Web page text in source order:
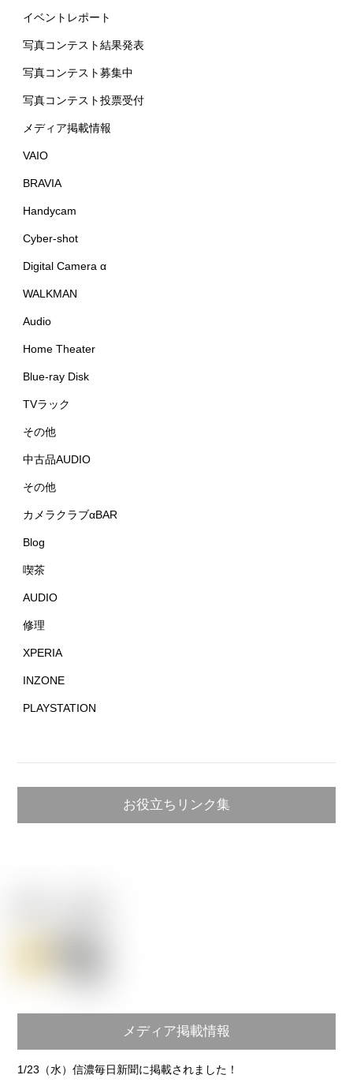
イベントレポート
写真コンテスト結果発表
写真コンテスト募集中
写真コンテスト投票受付
メディア掲載情報
VAIO
BRAVIA
Handycam
Cyber-shot
Digital Camera α
WALKMAN
Audio
Home Theater
Blue-ray Disk
TVラック
その他
中古品AUDIO
その他
カメラクラブαBAR
Blog
喫茶
AUDIO
修理
XPERIA
INZONE
PLAYSTATION
お役立ちリンク集
メディア掲載情報
1/23（水）信濃毎日新聞に掲載されました！